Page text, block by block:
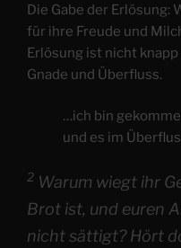
Die Gabe der Erlösung:
für ihre Freude und
Erlösung ist nicht
Gnade und Überfluss.
…ich bin
und es im
2 Warum wiegt ihr
Brot ist, und euren
nicht sättigt? Hört